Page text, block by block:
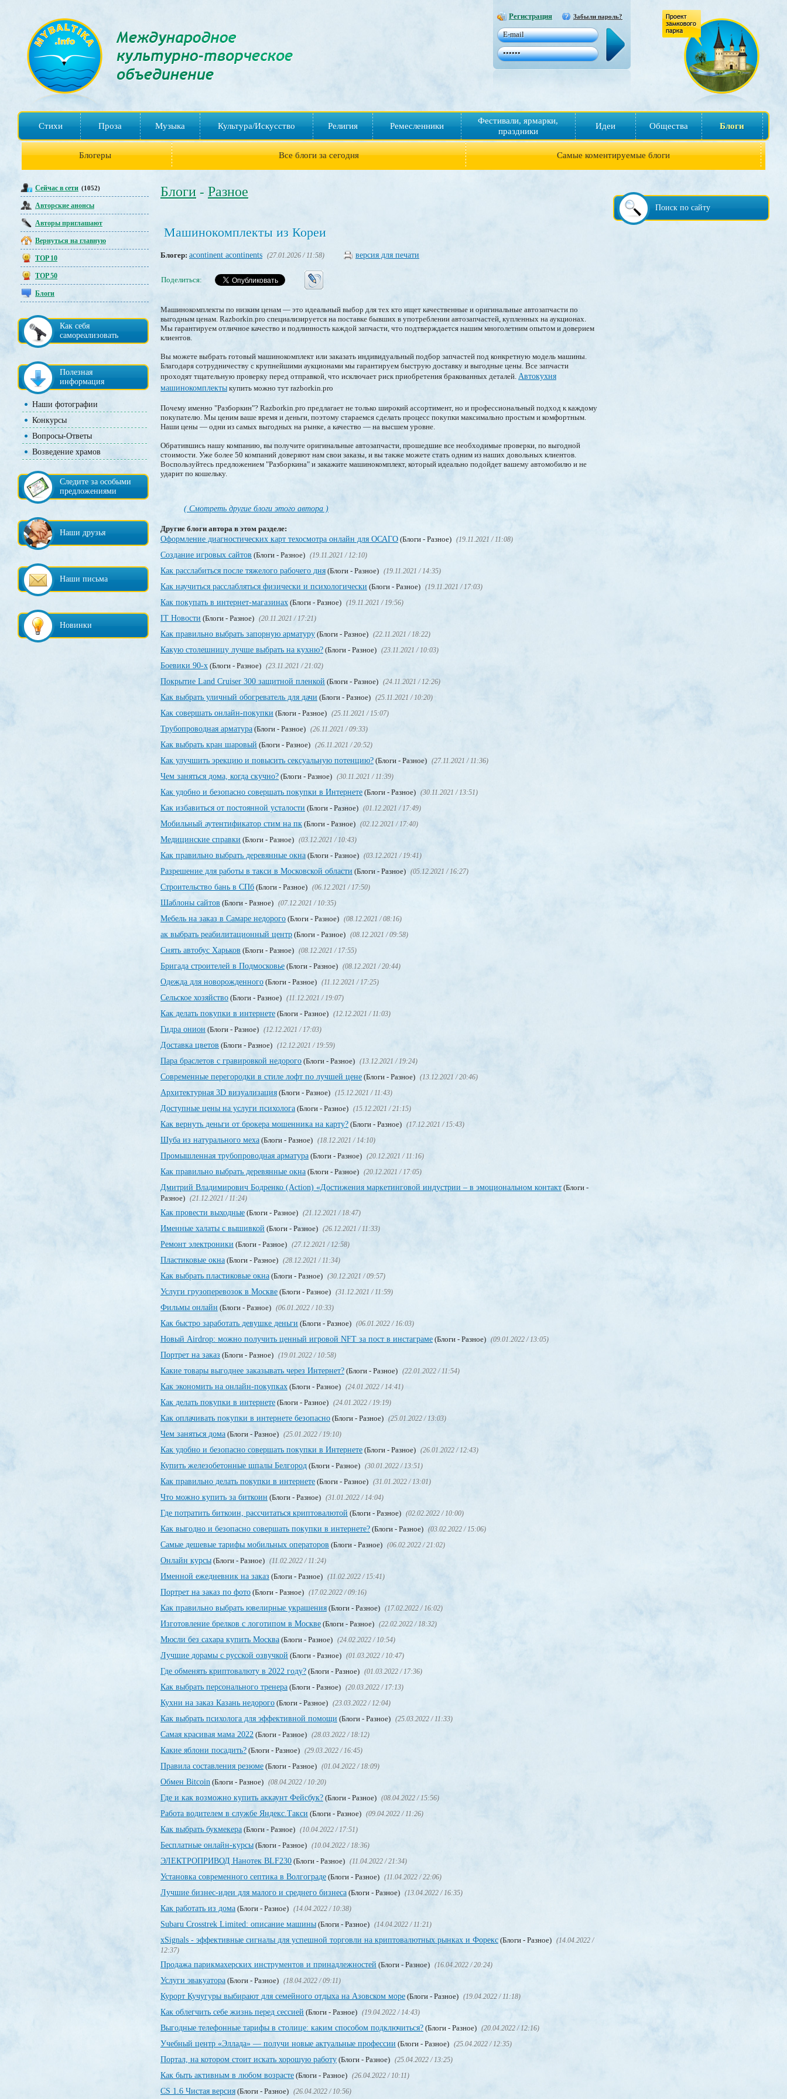
Регистрация Забыли пароль?
Стихи Проза Музыка Культура/Искусство Религия Ремесленники
Фестивали, ярмарки,
праздники
Идеи Общества Блоги
Блогеры Все блоги за сегодня Самые коментируемые блоги
Сейчас в сети (1052)
Авторские анонсы
Авторы приглашают
Вернуться на главную
TOP 10
TOP 50
Блоги
Как себя
самореализовать
Полезная
информация
Наши фотографии
Конкурсы
Вопросы-Ответы
Возведение храмов
Следите за особыми
предложениями
Наши друзья
Наши письма
Новинки
Поиск по сайту
Блоги - Разное
Машинокомплекты из Кореи
Блогер: acontinent acontinents (27.01.2026 / 11:58) версия для печати
Поделиться:
Машинокомплекты по низким ценам — это идеальный выбор для тех кто ищет качественные и оригинальные автозапчасти по
выгодным ценам. Razborkin.pro специализируется на поставке бывших в употреблении автозапчастей, купленных на аукционах.
Мы гарантируем отличное качество и подлинность каждой запчасти, что подтверждается нашим многолетним опытом и доверием
клиентов.
Вы можете выбрать готовый машинокомплект или заказать индивидуальный подбор запчастей под конкретную модель машины.
Благодаря сотрудничеству с крупнейшими аукционами мы гарантируем быструю доставку и выгодные цены. Все запчасти
проходят тщательную проверку перед отправкой, что исключает риск приобретения бракованных деталей. Автокухня
машинокомплекты купить можно тут razborkin.pro
Почему именно "Разборкин"? Razborkin.pro предлагает не только широкий ассортимент, но и профессиональный подход к каждому
покупателю. Мы ценим ваше время и деньги, поэтому стараемся сделать процесс покупки максимально простым и комфортным.
Наши цены — одни из самых выгодных на рынке, а качество — на высшем уровне.
Обратившись нашу компанию, вы получите оригинальные автозапчасти, прошедшие все необходимые проверки, по выгодной
стоимости. Уже более 50 компаний доверяют нам свои заказы, и вы также можете стать одним из наших довольных клиентов.
Воспользуйтесь предложением "Разборкина" и закажите машинокомплект, который идеально подойдет вашему автомобилю и не
ударит по кошельку.
( Смотреть другие блоги этого автора )
Другие блоги автора в этом разделе:
Оформление диагностических карт техосмотра онлайн для ОСАГО (Блоги - Разное) (19.11.2021 / 11:08)
Создание игровых сайтов (Блоги - Разное) (19.11.2021 / 12:10)
Как расслабиться после тяжелого рабочего дня (Блоги - Разное) (19.11.2021 / 14:35)
Как научиться расслабляться физически и психологически (Блоги - Разное) (19.11.2021 / 17:03)
Как покупать в интернет-магазинах (Блоги - Разное) (19.11.2021 / 19:56)
IT Новости (Блоги - Разное) (20.11.2021 / 17:21)
Как правильно выбрать запорную арматуру (Блоги - Разное) (22.11.2021 / 18:22)
Какую столешницу лучше выбрать на кухню? (Блоги - Разное) (23.11.2021 / 10:03)
Боевики 90-х (Блоги - Разное) (23.11.2021 / 21:02)
Покрытие Land Cruiser 300 защитной пленкой (Блоги - Разное) (24.11.2021 / 12:26)
Как выбрать уличный обогреватель для дачи (Блоги - Разное) (25.11.2021 / 10:20)
Как совершать онлайн-покупки (Блоги - Разное) (25.11.2021 / 15:07)
Трубопроводная арматура (Блоги - Разное) (26.11.2021 / 09:33)
Как выбрать кран шаровый (Блоги - Разное) (26.11.2021 / 20:52)
Как улучшить эрекцию и повысить сексуальную потенцию? (Блоги - Разное) (27.11.2021 / 11:36)
Чем заняться дома, когда скучно? (Блоги - Разное) (30.11.2021 / 11:39)
Как удобно и безопасно совершать покупки в Интернете (Блоги - Разное) (30.11.2021 / 13:51)
Как избавиться от постоянной усталости (Блоги - Разное) (01.12.2021 / 17:49)
Мобильный аутентификатор стим на пк (Блоги - Разное) (02.12.2021 / 17:40)
Медицинские справки (Блоги - Разное) (03.12.2021 / 10:43)
Как правильно выбрать деревянные окна (Блоги - Разное) (03.12.2021 / 19:41)
Разрешение для работы в такси в Московской области (Блоги - Разное) (05.12.2021 / 16:27)
Строительство бань в СПб (Блоги - Разное) (06.12.2021 / 17:50)
Шаблоны сайтов (Блоги - Разное) (07.12.2021 / 10:35)
Мебель на заказ в Самаре недорого (Блоги - Разное) (08.12.2021 / 08:16)
ак выбрать реабилитационный центр (Блоги - Разное) (08.12.2021 / 09:58)
Снять автобус Харьков (Блоги - Разное) (08.12.2021 / 17:55)
Бригада строителей в Подмосковье (Блоги - Разное) (08.12.2021 / 20:44)
Одежда для новорожденного (Блоги - Разное) (11.12.2021 / 17:25)
Сельское хозяйство (Блоги - Разное) (11.12.2021 / 19:07)
Как делать покупки в интернете (Блоги - Разное) (12.12.2021 / 11:03)
Гидра онион (Блоги - Разное) (12.12.2021 / 17:03)
Доставка цветов (Блоги - Разное) (12.12.2021 / 19:59)
Пара браслетов с гравировкой недорого (Блоги - Разное) (13.12.2021 / 19:24)
Современные перегородки в стиле лофт по лучшей цене (Блоги - Разное) (13.12.2021 / 20:46)
Архитектурная 3D визуализация (Блоги - Разное) (15.12.2021 / 11:43)
Доступные цены на услуги психолога (Блоги - Разное) (15.12.2021 / 21:15)
Как вернуть деньги от брокера мошенника на карту? (Блоги - Разное) (17.12.2021 / 15:43)
Шуба из натурального меха (Блоги - Разное) (18.12.2021 / 14:10)
Промышленная трубопроводная арматура (Блоги - Разное) (20.12.2021 / 11:16)
Как правильно выбрать деревянные окна (Блоги - Разное) (20.12.2021 / 17:05)
Дмитрий Владимирович Бодренко (Action) «Достижения маркетинговой индустрии – в эмоциональном контакт (Блоги -
Разное) (21.12.2021 / 11:24)
Как провести выходные (Блоги - Разное) (21.12.2021 / 18:47)
Именные халаты с вышивкой (Блоги - Разное) (26.12.2021 / 11:33)
Ремонт электроники (Блоги - Разное) (27.12.2021 / 12:58)
Пластиковые окна (Блоги - Разное) (28.12.2021 / 11:34)
Как выбрать пластиковые окна (Блоги - Разное) (30.12.2021 / 09:57)
Услуги грузоперевозок в Москве (Блоги - Разное) (31.12.2021 / 11:59)
Фильмы онлайн (Блоги - Разное) (06.01.2022 / 10:33)
Как быстро заработать девушке деньги (Блоги - Разное) (06.01.2022 / 16:03)
Новый Airdrop: можно получить ценный игровой NFT за пост в инстаграме (Блоги - Разное) (09.01.2022 / 13:05)
Портрет на заказ (Блоги - Разное) (19.01.2022 / 10:58)
Какие товары выгоднее заказывать через Интернет? (Блоги - Разное) (22.01.2022 / 11:54)
Как экономить на онлайн-покупках (Блоги - Разное) (24.01.2022 / 14:41)
Как делать покупки в интернете (Блоги - Разное) (24.01.2022 / 19:19)
Как оплачивать покупки в интернете безопасно (Блоги - Разное) (25.01.2022 / 13:03)
Чем заняться дома (Блоги - Разное) (25.01.2022 / 19:10)
Как удобно и безопасно совершать покупки в Интернете (Блоги - Разное) (26.01.2022 / 12:43)
Купить железобетонные шпалы Белгород (Блоги - Разное) (30.01.2022 / 13:51)
Как правильно делать покупки в интернете (Блоги - Разное) (31.01.2022 / 13:01)
Что можно купить за биткоин (Блоги - Разное) (31.01.2022 / 14:04)
Где потратить биткоин, рассчитаться криптовалютой (Блоги - Разное) (02.02.2022 / 10:00)
Как выгодно и безопасно совершать покупки в интернете? (Блоги - Разное) (03.02.2022 / 15:06)
Самые дешевые тарифы мобильных операторов (Блоги - Разное) (06.02.2022 / 21:02)
Онлайн курсы (Блоги - Разное) (11.02.2022 / 11:24)
Именной ежедневник на заказ (Блоги - Разное) (11.02.2022 / 15:41)
Портрет на заказ по фото (Блоги - Разное) (17.02.2022 / 09:16)
Как правильно выбрать ювелирные украшения (Блоги - Разное) (17.02.2022 / 16:02)
Изготовление брелков с логотипом в Москве (Блоги - Разное) (22.02.2022 / 18:32)
Мюсли без сахара купить Москва (Блоги - Разное) (24.02.2022 / 10:54)
Лучшие дорамы с русской озвучкой (Блоги - Разное) (01.03.2022 / 10:47)
Где обменять криптовалюту в 2022 году? (Блоги - Разное) (01.03.2022 / 17:36)
Как выбрать персонального тренера (Блоги - Разное) (20.03.2022 / 17:13)
Кухни на заказ Казань недорого (Блоги - Разное) (23.03.2022 / 12:04)
Как выбрать психолога для эффективной помощи (Блоги - Разное) (25.03.2022 / 11:33)
Самая красивая мама 2022 (Блоги - Разное) (28.03.2022 / 18:12)
Какие яблони посадить? (Блоги - Разное) (29.03.2022 / 16:45)
Правила составления резюме (Блоги - Разное) (01.04.2022 / 18:09)
Обмен Bitcoin (Блоги - Разное) (08.04.2022 / 10:20)
Где и как возможно купить аккаунт Фейсбук? (Блоги - Разное) (08.04.2022 / 15:56)
Работа водителем в службе Яндекс.Такси (Блоги - Разное) (09.04.2022 / 11:26)
Как выбрать букмекера (Блоги - Разное) (10.04.2022 / 17:51)
Бесплатные онлайн-курсы (Блоги - Разное) (10.04.2022 / 18:36)
ЭЛЕКТРОПРИВОД Нанотек BLF230 (Блоги - Разное) (11.04.2022 / 21:34)
Установка современного септика в Волгограде (Блоги - Разное) (11.04.2022 / 22:06)
Лучшие бизнес-идеи для малого и среднего бизнеса (Блоги - Разное) (13.04.2022 / 16:35)
Как работать из дома (Блоги - Разное) (14.04.2022 / 10:38)
Subaru Crosstrek Limited: описание машины (Блоги - Разное) (14.04.2022 / 11:21)
xSignals - эффективные сигналы для успешной торговли на криптовалютных рынках и Форекс (Блоги - Разное) (14.04.2022 /
12:37)
Продажа парикмахерских инструментов и принадлежностей (Блоги - Разное) (16.04.2022 / 20:24)
Услуги эвакуатора (Блоги - Разное) (18.04.2022 / 09:11)
Курорт Кучугуры выбирают для семейного отдыха на Азовском море (Блоги - Разное) (19.04.2022 / 11:18)
Как облегчить себе жизнь перед сессией (Блоги - Разное) (19.04.2022 / 14:43)
Выгодные телефонные тарифы в столице: каким способом подключиться? (Блоги - Разное) (20.04.2022 / 12:16)
Учебный центр «Эллада» — получи новые актуальные профессии (Блоги - Разное) (25.04.2022 / 12:35)
Портал, на котором стоит искать хорошую работу (Блоги - Разное) (25.04.2022 / 13:25)
Как быть активным в любом возрасте (Блоги - Разное) (26.04.2022 / 10:11)
CS 1.6 Чистая версия (Блоги - Разное) (26.04.2022 / 10:56)